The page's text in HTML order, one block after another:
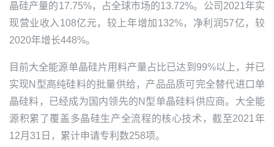
晶硅产量的17.75%，占全球市场的13.72%。公司2021年实
现营业收入108亿元，较上年增加132%，净利润57亿，较
2020年增长448%。
目前大全能源单晶硅片用料产量占比已达到99%以上，并已
实现N型高纯硅料的批量供给，产品品质可完全替代进口单
晶硅料，已经成为国内领先的N型单晶硅料供应商。 大全能
源积累了覆盖多晶硅生产全流程的核心技术，截至2021年
12月31日，累计申请专利数258项。